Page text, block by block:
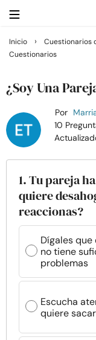
Buscar
Relaciones
Familia
Ayuda
Cursos
Recursos
Comunidad
Inicio › Cuestionarios
Cuestionarios
¿Soy Una
Por
10
1. Tu pareja
quiere
reaccionas?
Dígales
no tiene
problemas
Escucha
quiere